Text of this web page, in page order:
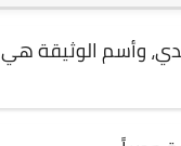
وأسم الوثيقة هي